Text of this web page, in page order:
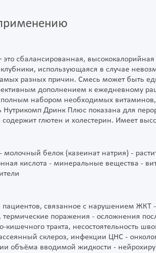
сбалансированная,
использующаяся в случае
разных причин. Смесь может быть
дополнением к ежедневному
набором необходимых
Нутрикомп Дринк Плюс показана для
глютен и холестерин. Имеет
молочный белок (казеинат натрия) -
кислота - минеральные вещества -
пациентов, связанное с нарушением ЖКТ
поражения - осложнения
тракта, несостоятельность
склероз, инфекции ЦНС -
объёма вводимой жидкости -